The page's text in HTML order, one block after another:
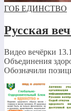
ГОБ ЕДИНСТВО
Русская
Видео вечёрки
Объединения
Обозначили